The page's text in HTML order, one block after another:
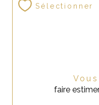
Sélectionner
faire